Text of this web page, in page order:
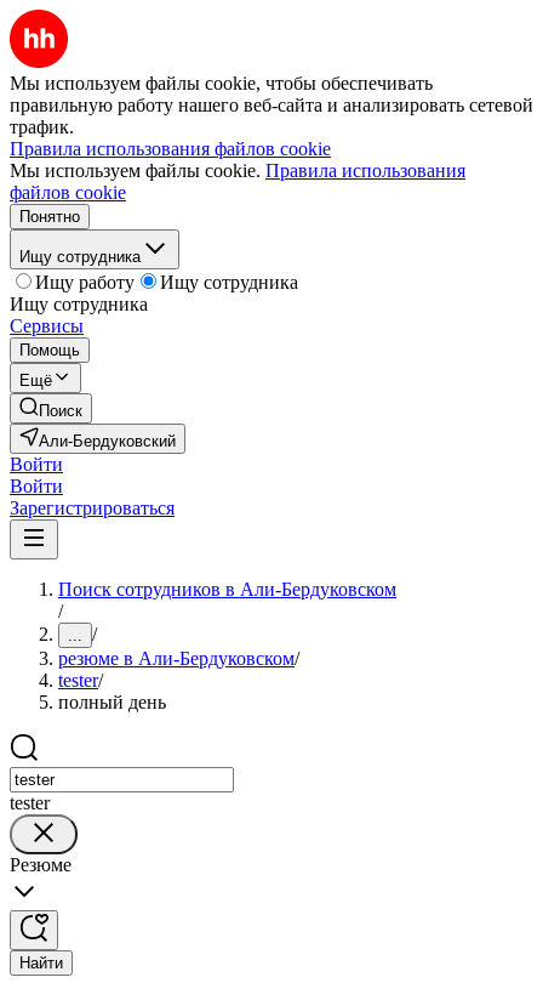
Мы используем файлы cookie, чтобы обеспечивать
правильную работу нашего веб-сайта и анализировать сетевой
трафик.
Правила использования файлов cookie
Мы используем файлы cookie. Правила использования
файлов cookie
Понятно
Ищу сотрудника
Ищу работу
Ищу сотрудника
Ищу сотрудника
Сервисы
Помощь
Ещё
Поиск
Али-Бердуковский
Войти
Войти
Зарегистрироваться
Поиск сотрудников в Али-Бердуковском
/
... /
резюме в Али-Бердуковском/
tester/
полный день
tester
Резюме
Найти